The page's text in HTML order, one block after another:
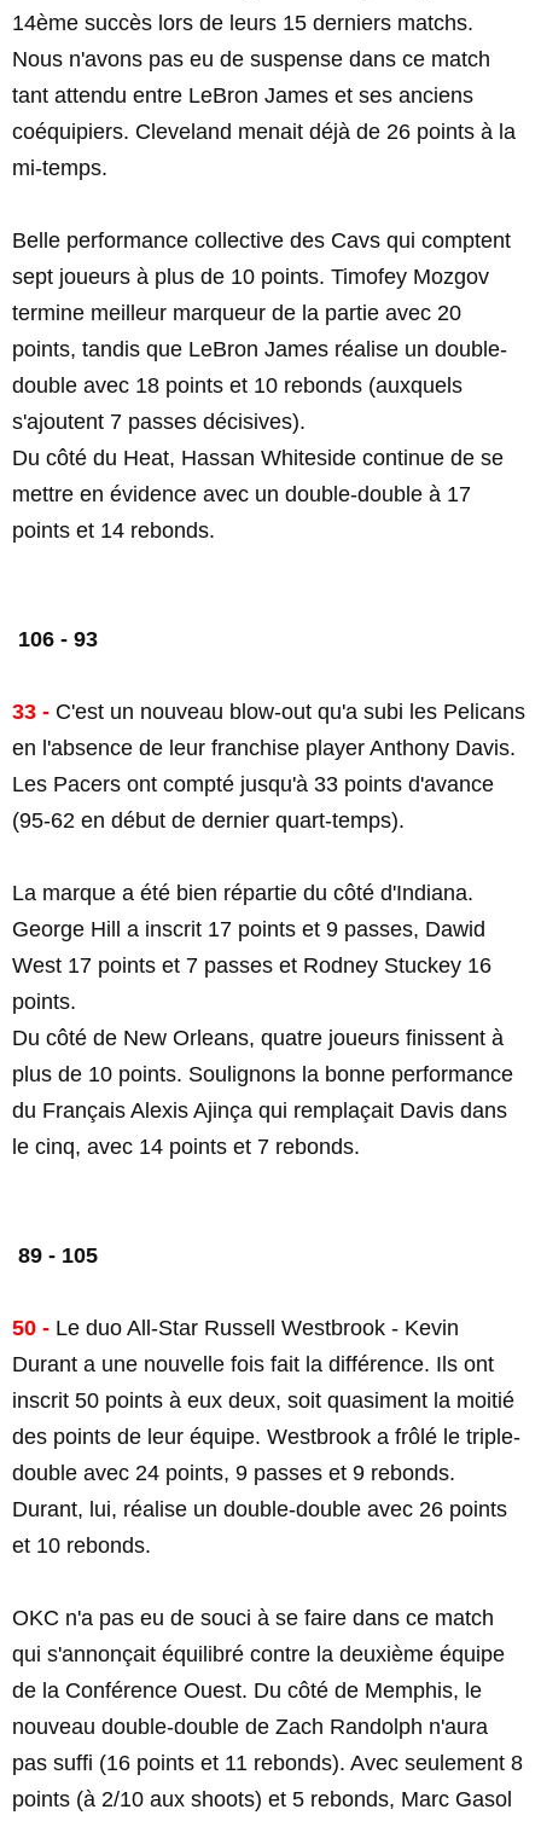
14ème succès lors de leurs 15 derniers matchs.
Nous n'avons pas eu de suspense dans ce match
tant attendu entre LeBron James et ses anciens
coéquipiers. Cleveland menait déjà de 26 points à la
mi-temps.
Belle performance collective des Cavs qui comptent
sept joueurs à plus de 10 points. Timofey Mozgov
termine meilleur marqueur de la partie avec 20
points, tandis que LeBron James réalise un double-
double avec 18 points et 10 rebonds (auxquels
s'ajoutent 7 passes décisives).
Du côté du Heat, Hassan Whiteside continue de se
mettre en évidence avec un double-double à 17
points et 14 rebonds.
106 - 93
33 - C'est un nouveau blow-out qu'a subi les Pelicans
en l'absence de leur franchise player Anthony Davis.
Les Pacers ont compté jusqu'à 33 points d'avance
(95-62 en début de dernier quart-temps).
La marque a été bien répartie du côté d'Indiana.
George Hill a inscrit 17 points et 9 passes, Dawid
West 17 points et 7 passes et Rodney Stuckey 16
points.
Du côté de New Orleans, quatre joueurs finissent à
plus de 10 points. Soulignons la bonne performance
du Français Alexis Ajinça qui remplaçait Davis dans
le cinq, avec 14 points et 7 rebonds.
89 - 105
50 - Le duo All-Star Russell Westbrook - Kevin
Durant a une nouvelle fois fait la différence. Ils ont
inscrit 50 points à eux deux, soit quasiment la moitié
des points de leur équipe. Westbrook a frôlé le triple-
double avec 24 points, 9 passes et 9 rebonds.
Durant, lui, réalise un double-double avec 26 points
et 10 rebonds.
OKC n'a pas eu de souci à se faire dans ce match
qui s'annonçait équilibré contre la deuxième équipe
de la Conférence Ouest. Du côté de Memphis, le
nouveau double-double de Zach Randolph n'aura
pas suffi (16 points et 11 rebonds). Avec seulement 8
points (à 2/10 aux shoots) et 5 rebonds, Marc Gasol